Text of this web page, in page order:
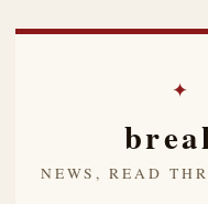
NEWS, READ